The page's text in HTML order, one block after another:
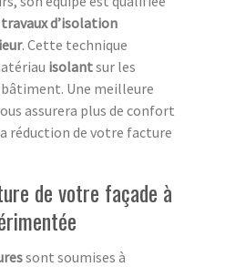
travaux d’isolation
. Cette technique
isolantsur les
Une meilleure
assurera plus de confort
réduction de votre facture
de votre façade à
sont soumises à